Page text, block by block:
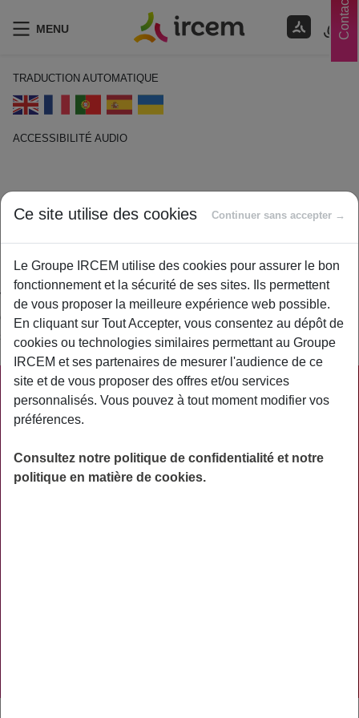
Contacts
MENU
TRADUCTION AUTOMATIQUE
ACCESSIBILITÉ AUDIO
Pension de réversion
1 février 2021
Byircem
Versement à un ou plusieurs bénéficiaires, appelés ayant(s)
droit, d’une fraction de la retraite complémentaire d’un(e)
salarié(e) ou d’un(e) retraité décédé(e), appelé l’ouvrant droit.
PRATIQUE
ACTUALITÉS
ASSURANCES
PRÉVOYANCE
Ce site utilise des cookies Continuer sans accepter →
Le Groupe IRCEM utilise des cookies pour assurer le bon
fonctionnement et la sécurité de ses sites. Ils permettent
de vous proposer la meilleure expérience web possible.
En cliquant sur Tout Accepter, vous consentez au dépôt de
cookies ou technologies similaires permettant au Groupe
IRCEM et ses partenaires de mesurer l'audience de ce
site et de vous proposer des offres et/ou services
personnalisés. Vous pouvez à tout moment modifier vos
préférences.
Consultez notre politique de confidentialité et notre
politique en matière de cookies.